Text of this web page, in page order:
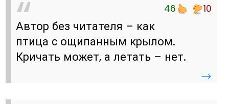
46 10
Автор без читателя – как
птица с ощипанным крылом.
Кричать может, а летать – нет.
→